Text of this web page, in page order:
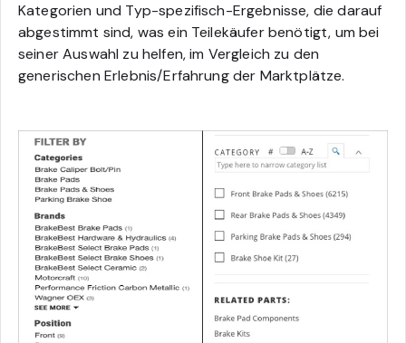
Kategorien und Typ-spezifisch-Ergebnisse, die darauf
abgestimmt sind, was ein Teilekäufer benötigt, um bei
seiner Auswahl zu helfen, im Vergleich zu den
generischen Erlebnis/Erfahrung der Marktplätze.